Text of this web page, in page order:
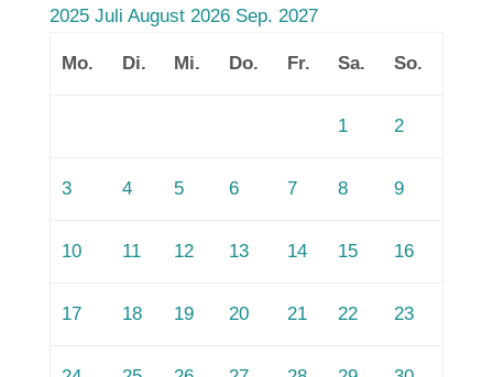
2025 Juli August 2026 Sep. 2027
Mo. Di. Mi. Do. Fr. Sa. So.
1 2
3 4 5 6 7 8 9
10 11 12 13 14 15 16
17 18 19 20 21 22 23